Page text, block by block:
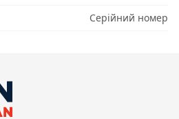
Серійний номер